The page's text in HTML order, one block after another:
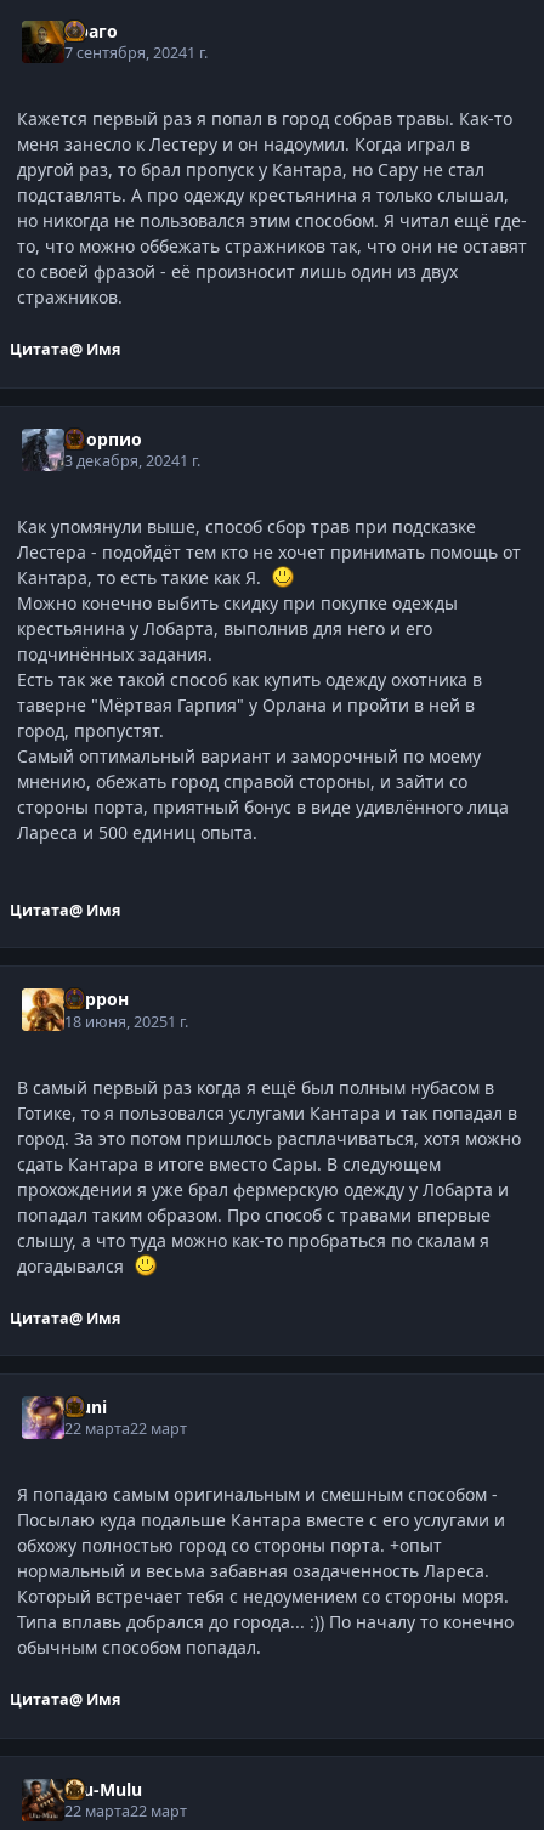
Драго
7 сентября, 20241 г.
Кажется первый раз я попал в город собрав травы. Как-то
меня занесло к Лестеру и он надоумил. Когда играл в
другой раз, то брал пропуск у Кантара, но Сару не стал
подставлять. А про одежду крестьянина я только слышал,
но никогда не пользовался этим способом. Я читал ещё где-
то, что можно оббежать стражников так, что они не оставят
со своей фразой - её произносит лишь один из двух
стражников.
Цитата@ Имя
Скорпио
3 декабря, 20241 г.
Как упомянули выше, способ сбор трав при подсказке
Лестера - подойдёт тем кто не хочет принимать помощь от
Кантара, то есть такие как Я.
Можно конечно выбить скидку при покупке одежды
крестьянина у Лобарта, выполнив для него и его
подчинённых задания.
Есть так же такой способ как купить одежду охотника в
таверне "Мёртвая Гарпия" у Орлана и пройти в ней в
город, пропустят.
Самый оптимальный вариант и заморочный по моему
мнению, обежать город справой стороны, и зайти со
стороны порта, приятный бонус в виде удивлённого лица
Лареса и 500 единиц опыта.
Цитата@ Имя
Варрон
18 июня, 20251 г.
В самый первый раз когда я ещё был полным нубасом в
Готике, то я пользовался услугами Кантара и так попадал в
город. За это потом пришлось расплачиваться, хотя можно
сдать Кантара в итоге вместо Сары. В следующем
прохождении я уже брал фермерскую одежду у Лобарта и
попадал таким образом. Про способ с травами впервые
слышу, а что туда можно как-то пробраться по скалам я
догадывался
Цитата@ Имя
Muni
22 марта22 март
Я попадаю самым оригинальным и смешным способом -
Посылаю куда подальше Кантара вместе с его услугами и
обхожу полностью город со стороны порта. +опыт
нормальный и весьма забавная озадаченность Лареса.
Который встречает тебя с недоумением со стороны моря.
Типа вплавь добрался до города... :)) По началу то конечно
обычным способом попадал.
Цитата@ Имя
Ulu-Mulu
22 марта22 март